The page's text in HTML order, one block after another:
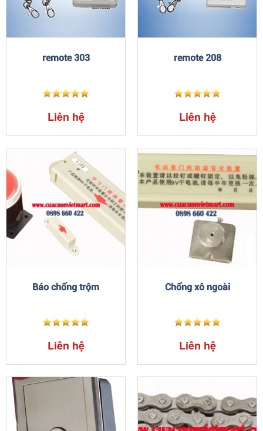
remote 303
Liên hệ
remote 208
Liên hệ
Báo chống trộm
Liên hệ
Chống xô ngoài
Liên hệ